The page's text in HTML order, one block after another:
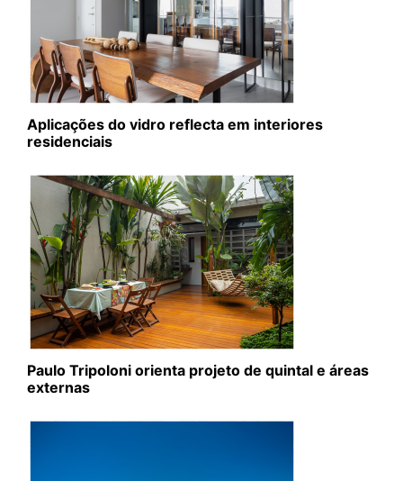
Aplicações do vidro reflecta em interiores
residenciais
Paulo Tripoloni orienta projeto de quintal e áreas
externas